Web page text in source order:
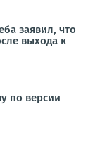
заявил, что
выхода к
по версии